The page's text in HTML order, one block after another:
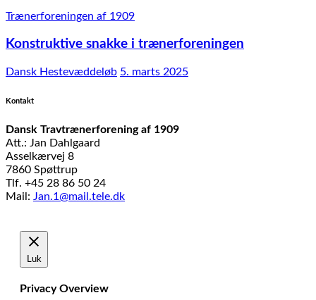
Trænerforeningen af 1909
Konstruktive snakke i trænerforeningen
Dansk Hestevæddeløb 5. marts 2025
Kontakt
Dansk Travtrænerforening af 1909
Att.: Jan Dahlgaard
Asselkærvej 8
7860 Spøttrup
Tlf. +45 28 86 50 24
Mail: Jan.1@mail.tele.dk
Luk
Privacy Overview